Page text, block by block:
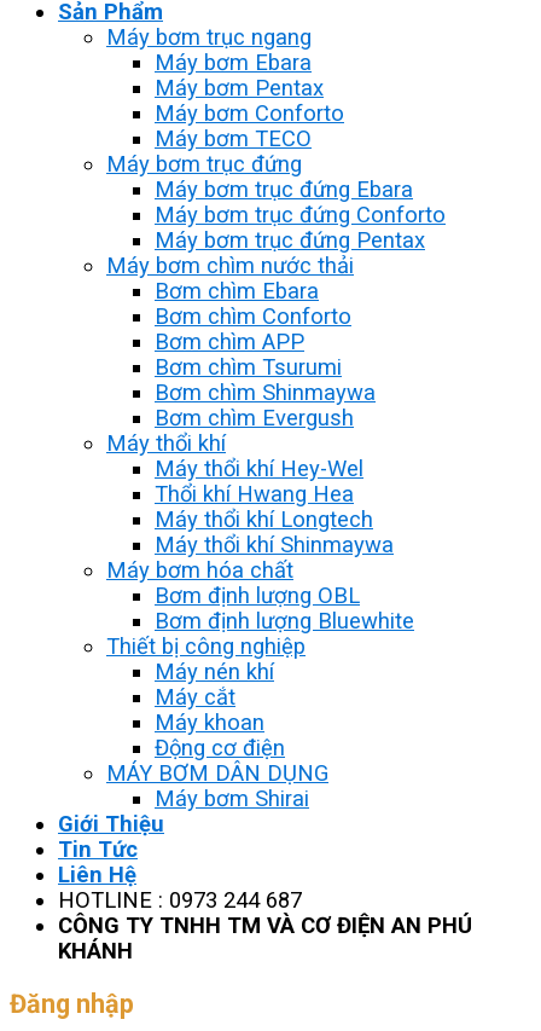
Sản Phẩm
Máy bơm trục ngang
Máy bơm Ebara
Máy bơm Pentax
Máy bơm Conforto
Máy bơm TECO
Máy bơm trục đứng
Máy bơm trục đứng Ebara
Máy bơm trục đứng Conforto
Máy bơm trục đứng Pentax
Máy bơm chìm nước thải
Bơm chìm Ebara
Bơm chìm Conforto
Bơm chìm APP
Bơm chìm Tsurumi
Bơm chìm Shinmaywa
Bơm chìm Evergush
Máy thổi khí
Máy thổi khí Hey-Wel
Thổi khí Hwang Hea
Máy thổi khí Longtech
Máy thổi khí Shinmaywa
Máy bơm hóa chất
Bơm định lượng OBL
Bơm định lượng Bluewhite
Thiết bị công nghiệp
Máy nén khí
Máy cắt
Máy khoan
Động cơ điện
MÁY BƠM DÂN DỤNG
Máy bơm Shirai
Giới Thiệu
Tin Tức
Liên Hệ
HOTLINE : 0973 244 687
CÔNG TY TNHH TM VÀ CƠ ĐIỆN AN PHÚ
KHÁNH
Đăng nhập